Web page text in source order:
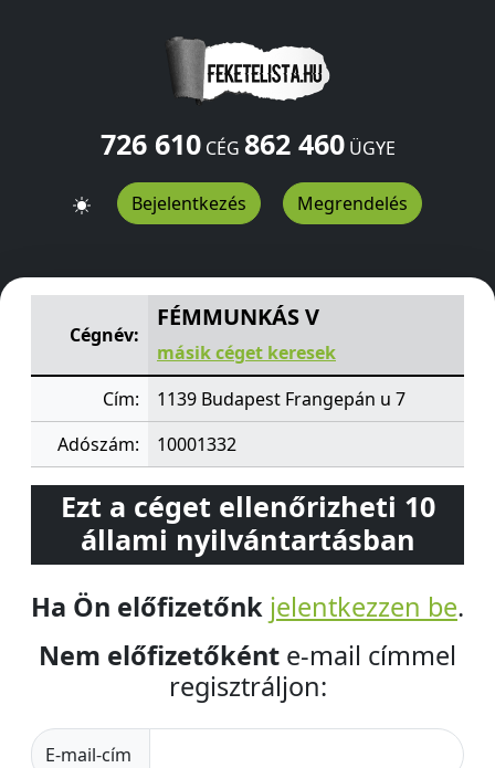
726 610CÉG 862 460ÜGYE
Bejelentkezés Megrendelés
Frangepán u 7 Budapest
Cégnév:
FÉMMUNKÁS V
másik céget keresek
Cím:
1139 Budapest Frangepán u 7
Adószám:
10001332
Ezt a céget ellenőrizheti 10
állami nyilvántartásban
Ha Ön előfizetőnk jelentkezzen be.
Nem előfizetőként e-mail címmel
regisztráljon:
E-mail-cím